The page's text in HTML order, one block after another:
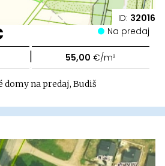
ID: 32016
Na predaj
| 55,00 €/m²
na predaj, Budiš